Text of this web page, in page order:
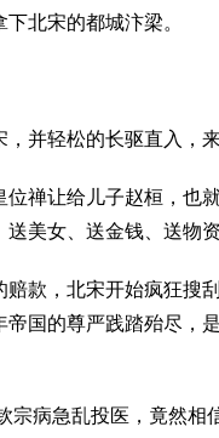
北宋的都城汴梁。
并轻松的长驱直入，
禅让给儿子赵桓，也
美女、送金钱、送物
款，北宋开始疯狂搜
国的尊严践踏殆尽，
宗病急乱投医，竟然相